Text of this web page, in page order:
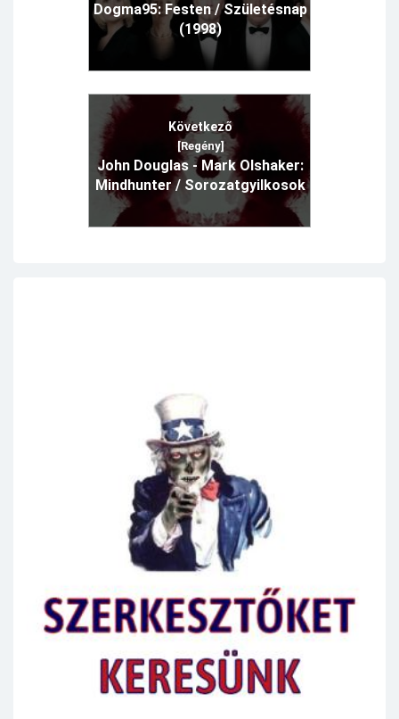
Dogma95: Festen / Születésnap
(1998)
Következő
[Regény]
John Douglas - Mark Olshaker:
Mindhunter / Sorozatgyilkosok